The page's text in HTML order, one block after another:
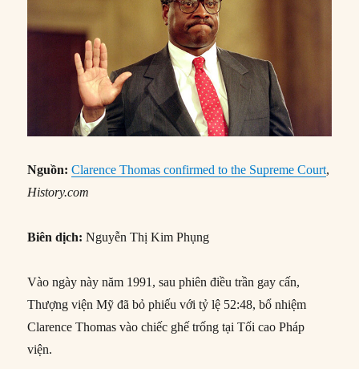
Nguồn: Clarence Thomas confirmed to the Supreme Court,
History.com
Biên dịch: Nguyễn Thị Kim Phụng
Vào ngày này năm 1991, sau phiên điều trần gay cấn,
Thượng viện Mỹ đã bỏ phiếu với tỷ lệ 52:48, bổ nhiệm
Clarence Thomas vào chiếc ghế trống tại Tối cao Pháp
viện.